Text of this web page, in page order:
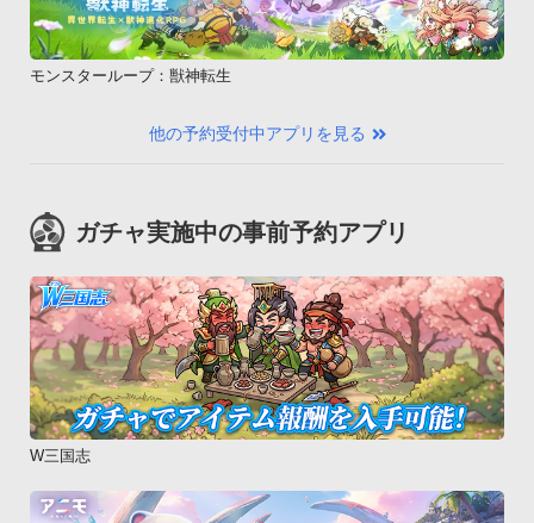
モンスターループ：獣神転生
他の予約受付中アプリを見る
ガチャ実施中の事前予約アプリ
W三国志